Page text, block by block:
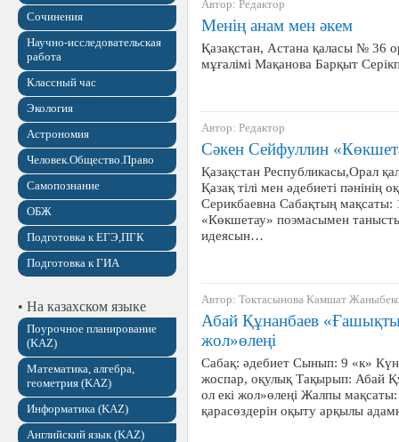
Сочинения
Научно-исследовательская
работа
Классный час
Экология
Астрономия
Человек.Общество.Право
Самопознание
ОБЖ
Подготовка к ЕГЭ,ПГК
Подготовка к ГИА
• На казахском языке
Поурочное планирование
(KAZ)
Математика, алгебра,
геометрия (KAZ)
Информатика (KAZ)
Английский язык (KAZ)
Автор: Редактор
Менің анам мен әкем
Қазақстан, Астана қаласы № 36
мұғалімі Мақанова Барқыт
Автор: Редактор
Сәкен Сейфуллин
Қазақстан Республикасы,Орал
Қазақ тілі мен әдебиеті
Серикбаевна Сабақтың мақсаты:
«Көкшетау» поэмасымен
идеясын…
Автор: Токтасынова Камшат
Абай Құнанбаев
жол»өлеңі
Сабақ: әдебиет Сынып: 9 «к»
жоспар, оқулық Тақырып: Абай
ол екі жол»өлеңі Жалпы
қарасөздерін оқыту арқылы